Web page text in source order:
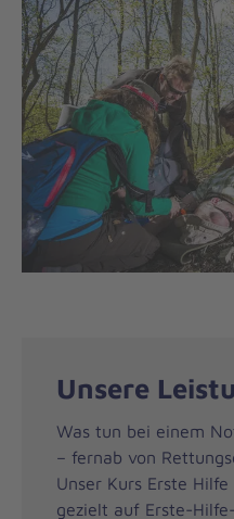
Unsere
Was tun bei einem
– fernab von
Unser Kurs Erste
gezielt auf Erste-